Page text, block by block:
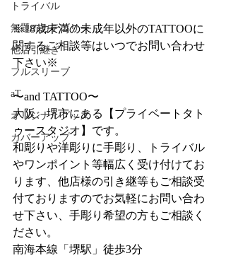
トライバル
無題のカテゴリー
他店引継ぎ
フルスリーブ
aT
オリジナルグッズ
カバーアップ
※18歳未満の未成年以外のTATTOOに
関するご相談等はいつでお問い合わせ
下さい※
〜and TATTOO〜
大阪、堺市にある【プライベートタト
ゥースタジオ】です。
和彫りや洋彫りに手彫り、トライバル
やワンポイント等幅広く受け付けてお
ります、他店様の引き継等もご相談受
付ておりますのでお気軽にお問い合わ
せ下さい、手彫り希望の方もご相談く
ださい。
南海本線「堺駅」徒歩3分